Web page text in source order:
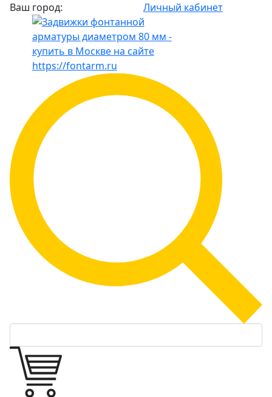
Ваш город: Личный кабинет